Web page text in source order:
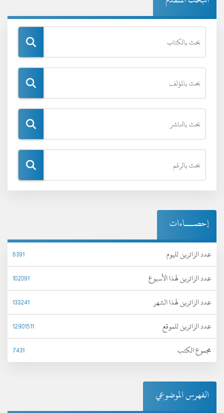
إحصـــاءات
عدد الزائرين لليوم
6391
عدد الزائرين لهذا الأسبوع
102091
عدد الزائرين لهذا الشهر
133241
عدد الزائرين للموقع
12901511
مجموع الكتب
7431
الفهرس الموضوعي